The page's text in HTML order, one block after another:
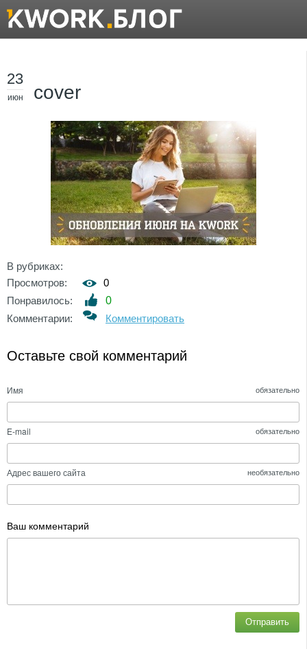
23
июн cover
В рубриках:
Просмотров:
0
Понравилось:
0
Комментарии:
Комментировать
Оставьте свой комментарий
Имя обязательно
E-mail обязательно
Адрес вашего сайта необязательно
Ваш комментарий
Отправить